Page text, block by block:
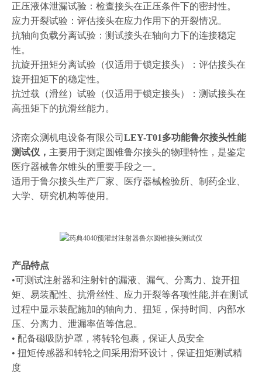
正压液体泄漏试验：检查接头在正压条件下的密封性。
应力开裂试验：评估接头在应力作用下的开裂情况。
抗轴向负载分离试验：测试接头在轴向力下的连接稳定
性。
抗旋开扭矩分离试验（仅适用于锁定接头）：评估接头在
旋开扭矩下的稳定性。
抗过载（滑丝）试验（仅适用于锁定接头）：测试接头在
高扭矩下的抗滑丝能力。
济南众测机电设备有限公司 LEY-T01多功能鲁尔接头性能
测试仪， 主要用于测定圆锥鲁尔接头的物理特性，是鉴定
医疗器械鲁尔锥头的重要手段之一。
适用于鲁尔接头生产厂家、医疗器械检验所、制药企业、
大学、研究机构等使用。
产品特点
•可测试注射器和注射针的漏液、漏气、分离力、旋开扭
矩、易装配性、抗滑丝性、应力开裂等各项性能,并在测试
过程中显示装配施加的轴向力、扭矩，保持时间、内部水
压、分离力、泄漏率值等信息。
• 配备磁吸防护罩，将转轮包裹，保证人员安全
• 扭矩传感器和转轮之间采用滑环设计，保证扭矩测试精
度